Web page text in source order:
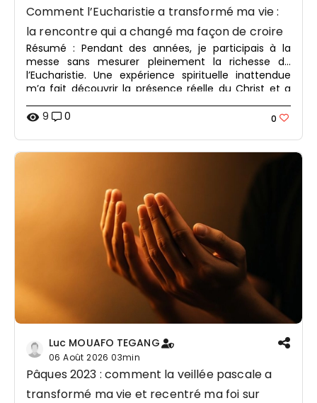
Comment l’Eucharistie a transformé ma vie :
la rencontre qui a changé ma façon de croire
Résumé : Pendant des années, je participais à la
messe sans mesurer pleinement la richesse de
l’Eucharistie. Une expérience spirituelle inattendue
m’a fait découvrir la présence réelle du Christ et a
visibility 9 0 0
Luc MOUAFO TEGANG
06 Août 202603min
Pâques 2023 : comment la veillée pascale a
transformé ma vie et recentré ma foi sur